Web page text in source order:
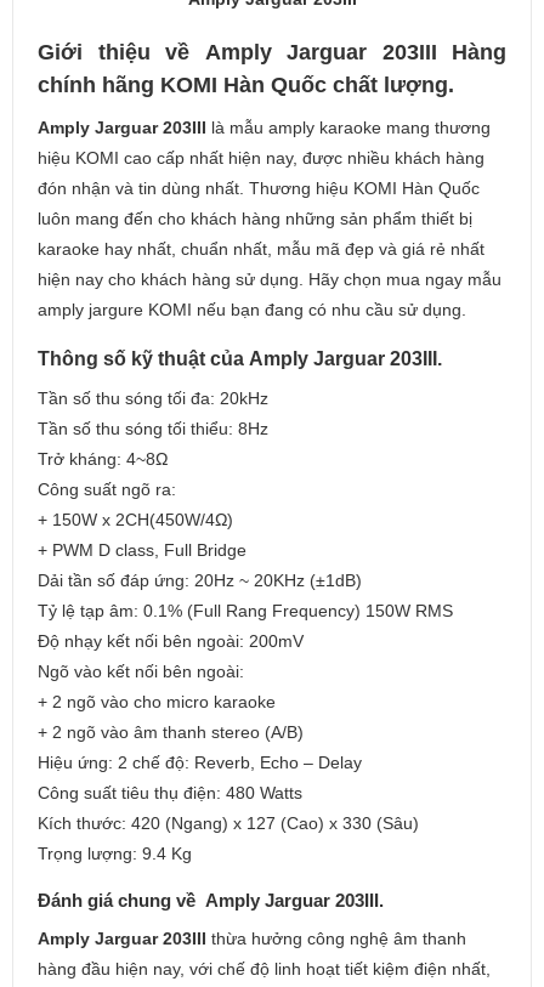
Giới thiệu về Amply Jarguar 203III Hàng
chính hãng KOMI Hàn Quốc chất lượng.
Amply Jarguar 203III là mẫu amply karaoke mang thương
hiệu KOMI cao cấp nhất hiện nay, được nhiều khách hàng
đón nhận và tin dùng nhất. Thương hiệu KOMI Hàn Quốc
luôn mang đến cho khách hàng những sản phẩm thiết bị
karaoke hay nhất, chuẩn nhất, mẫu mã đẹp và giá rẻ nhất
hiện nay cho khách hàng sử dụng. Hãy chọn mua ngay mẫu
amply jargure KOMI nếu bạn đang có nhu cầu sử dụng.
Thông số kỹ thuật của Amply Jarguar 203III.
Tần số thu sóng tối đa: 20kHz
Tần số thu sóng tối thiểu: 8Hz
Trở kháng: 4~8Ω
Công suất ngõ ra:
+ 150W x 2CH(450W/4Ω)
+ PWM D class, Full Bridge
Dải tần số đáp ứng: 20Hz ~ 20KHz (±1dB)
Tỷ lệ tạp âm: 0.1% (Full Rang Frequency) 150W RMS
Độ nhạy kết nối bên ngoài: 200mV
Ngõ vào kết nối bên ngoài:
+ 2 ngõ vào cho micro karaoke
+ 2 ngõ vào âm thanh stereo (A/B)
Hiệu ứng: 2 chế độ: Reverb, Echo – Delay
Công suất tiêu thụ điện: 480 Watts
Kích thước: 420 (Ngang) x 127 (Cao) x 330 (Sâu)
Trọng lượng: 9.4 Kg
Đánh giá chung về Amply Jarguar 203III.
Amply Jarguar 203III thừa hưởng công nghệ âm thanh
hàng đầu hiện nay, với chế độ linh hoạt tiết kiệm điện nhất,